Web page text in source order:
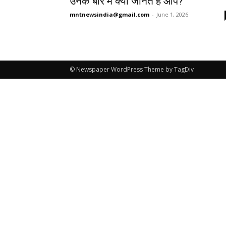
mntnewsindia@gmail.com - June 1, 2026
© Newspaper WordPress Theme by TagDiv